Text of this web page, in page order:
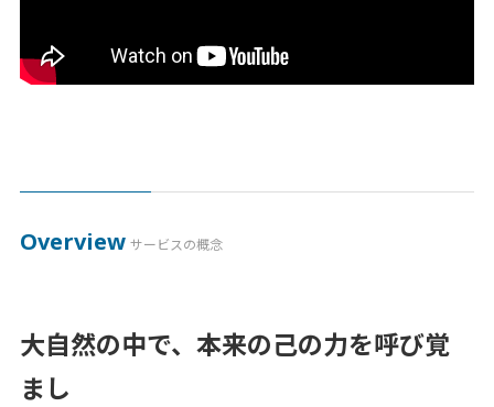
Overview サービスの概念
大自然の中で、本来の己の力を呼び覚
まし